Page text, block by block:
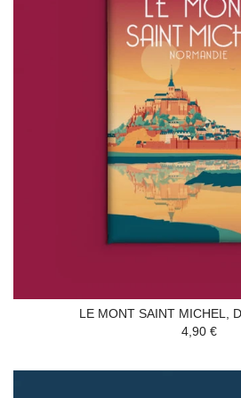
LE MONT SAINT MICHEL,
4,90 €